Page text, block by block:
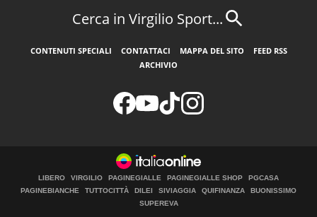
Cerca in Virgilio Sport...
CONTENUTI SPECIALI CONTATTACI MAPPA DEL SITO
FEED RSS
ARCHIVIO
LIBERO VIRGILIO PAGINEGIALLE PAGINEGIALLE SHOP
PGCASA
PAGINEBIANCHE
TUTTOCITTÀ DILEI SIVIAGGIA QUIFINANZA
BUONISSIMO
SUPEREVA